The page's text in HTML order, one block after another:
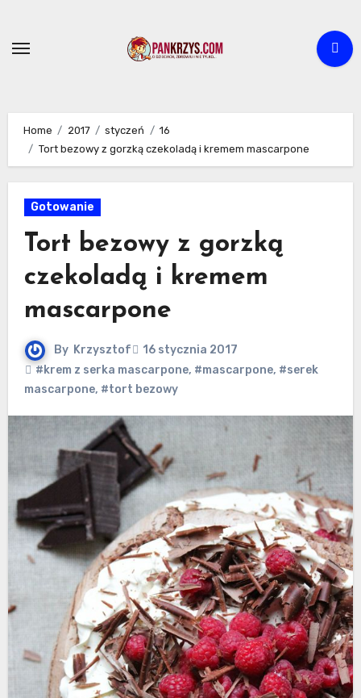
content
Home 2017 styczeń
16
Tort bezowy z gorzką czekoladą i kremem mascarpone
Gotowanie
Tort bezowy z gorzką
czekoladą i kremem
mascarpone
By Krzysztof
16 stycznia 2017
#krem z serka mascarpone, #mascarpone, #serek
mascarpone, #tort bezowy